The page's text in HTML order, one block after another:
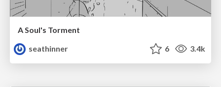
A Soul's Torment
seathinner
6 3.4k